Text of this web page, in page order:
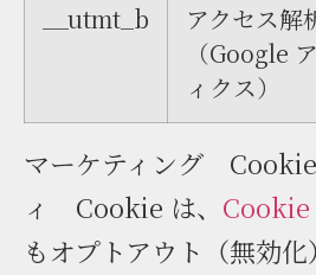
__utmt_b
アクセス解
（Google
ィクス）
マーケティング
ィ Cookie は、 Cookie
もオプトアウト（無効